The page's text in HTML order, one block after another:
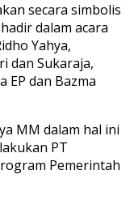
secara simbolis
dalam acara
Yahya,
dan Sukaraja,
EP dan Bazma
MM dalam hal ini
PT
Pemerintah